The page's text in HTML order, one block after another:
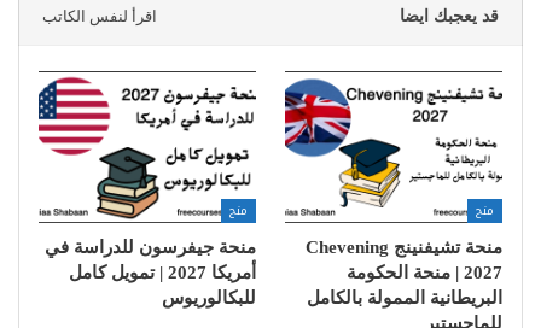
قد يعجبك ايضا اقرأ لنفس الكاتب
منح
منحة تشيفنينج Chevening
2027 | منحة الحكومة
البريطانية الممولة بالكامل
للماجستير
منح
منحة جيفرسون للدراسة في
أمريكا 2027 | تمويل كامل
للبكالوريوس